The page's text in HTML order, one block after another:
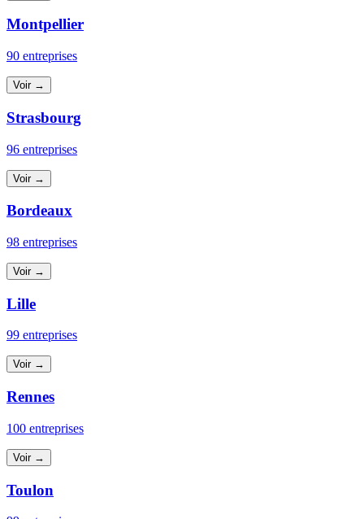
Montpellier
90 entreprises
Voir →
Strasbourg
96 entreprises
Voir →
Bordeaux
98 entreprises
Voir →
Lille
99 entreprises
Voir →
Rennes
100 entreprises
Voir →
Toulon